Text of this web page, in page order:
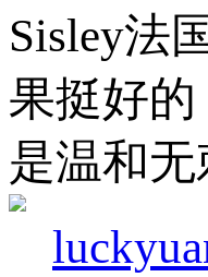
Sisley法
果挺好
是温和无